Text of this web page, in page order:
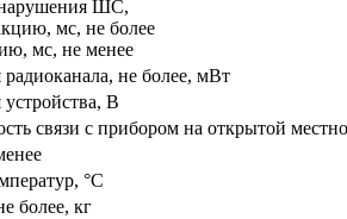
ШС,
мс, не более
мс, не менее
не более, мВт
В
связи с прибором на открытой
°С
более, кг